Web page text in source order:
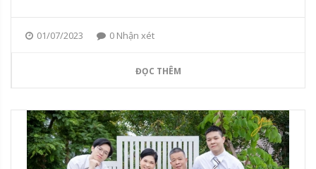
01/07/2023 0 Nhận xét
ĐỌC THÊM